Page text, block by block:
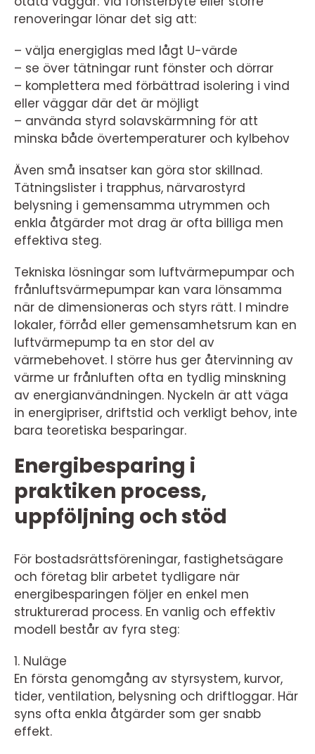
renoveringar lönar det sig att:
– välja energiglas med lågt U-värde
– se över tätningar runt fönster och dörrar
– komplettera med förbättrad isolering i vind
eller väggar där det är möjligt
– använda styrd solavskärmning för att
minska både övertemperaturer och kylbehov
Även små insatser kan göra stor skillnad.
Tätningslister i trapphus, närvarostyrd
belysning i gemensamma utrymmen och
enkla åtgärder mot drag är ofta billiga men
effektiva steg.
Tekniska lösningar som luftvärmepumpar och
frånluftsvärmepumpar kan vara lönsamma
när de dimensioneras och styrs rätt. I mindre
lokaler, förråd eller gemensamhetsrum kan en
luftvärmepump ta en stor del av
värmebehovet. I större hus ger återvinning av
värme ur frånluften ofta en tydlig minskning
av energianvändningen. Nyckeln är att väga
in energipriser, driftstid och verkligt behov, inte
bara teoretiska besparingar.
Energibesparing i
praktiken process,
uppföljning och stöd
För bostadsrättsföreningar, fastighetsägare
och företag blir arbetet tydligare när
energibesparingen följer en enkel men
strukturerad process. En vanlig och effektiv
modell består av fyra steg:
1. Nuläge
En första genomgång av styrsystem, kurvor,
tider, ventilation, belysning och driftloggar. Här
syns ofta enkla åtgärder som ger snabb
effekt.